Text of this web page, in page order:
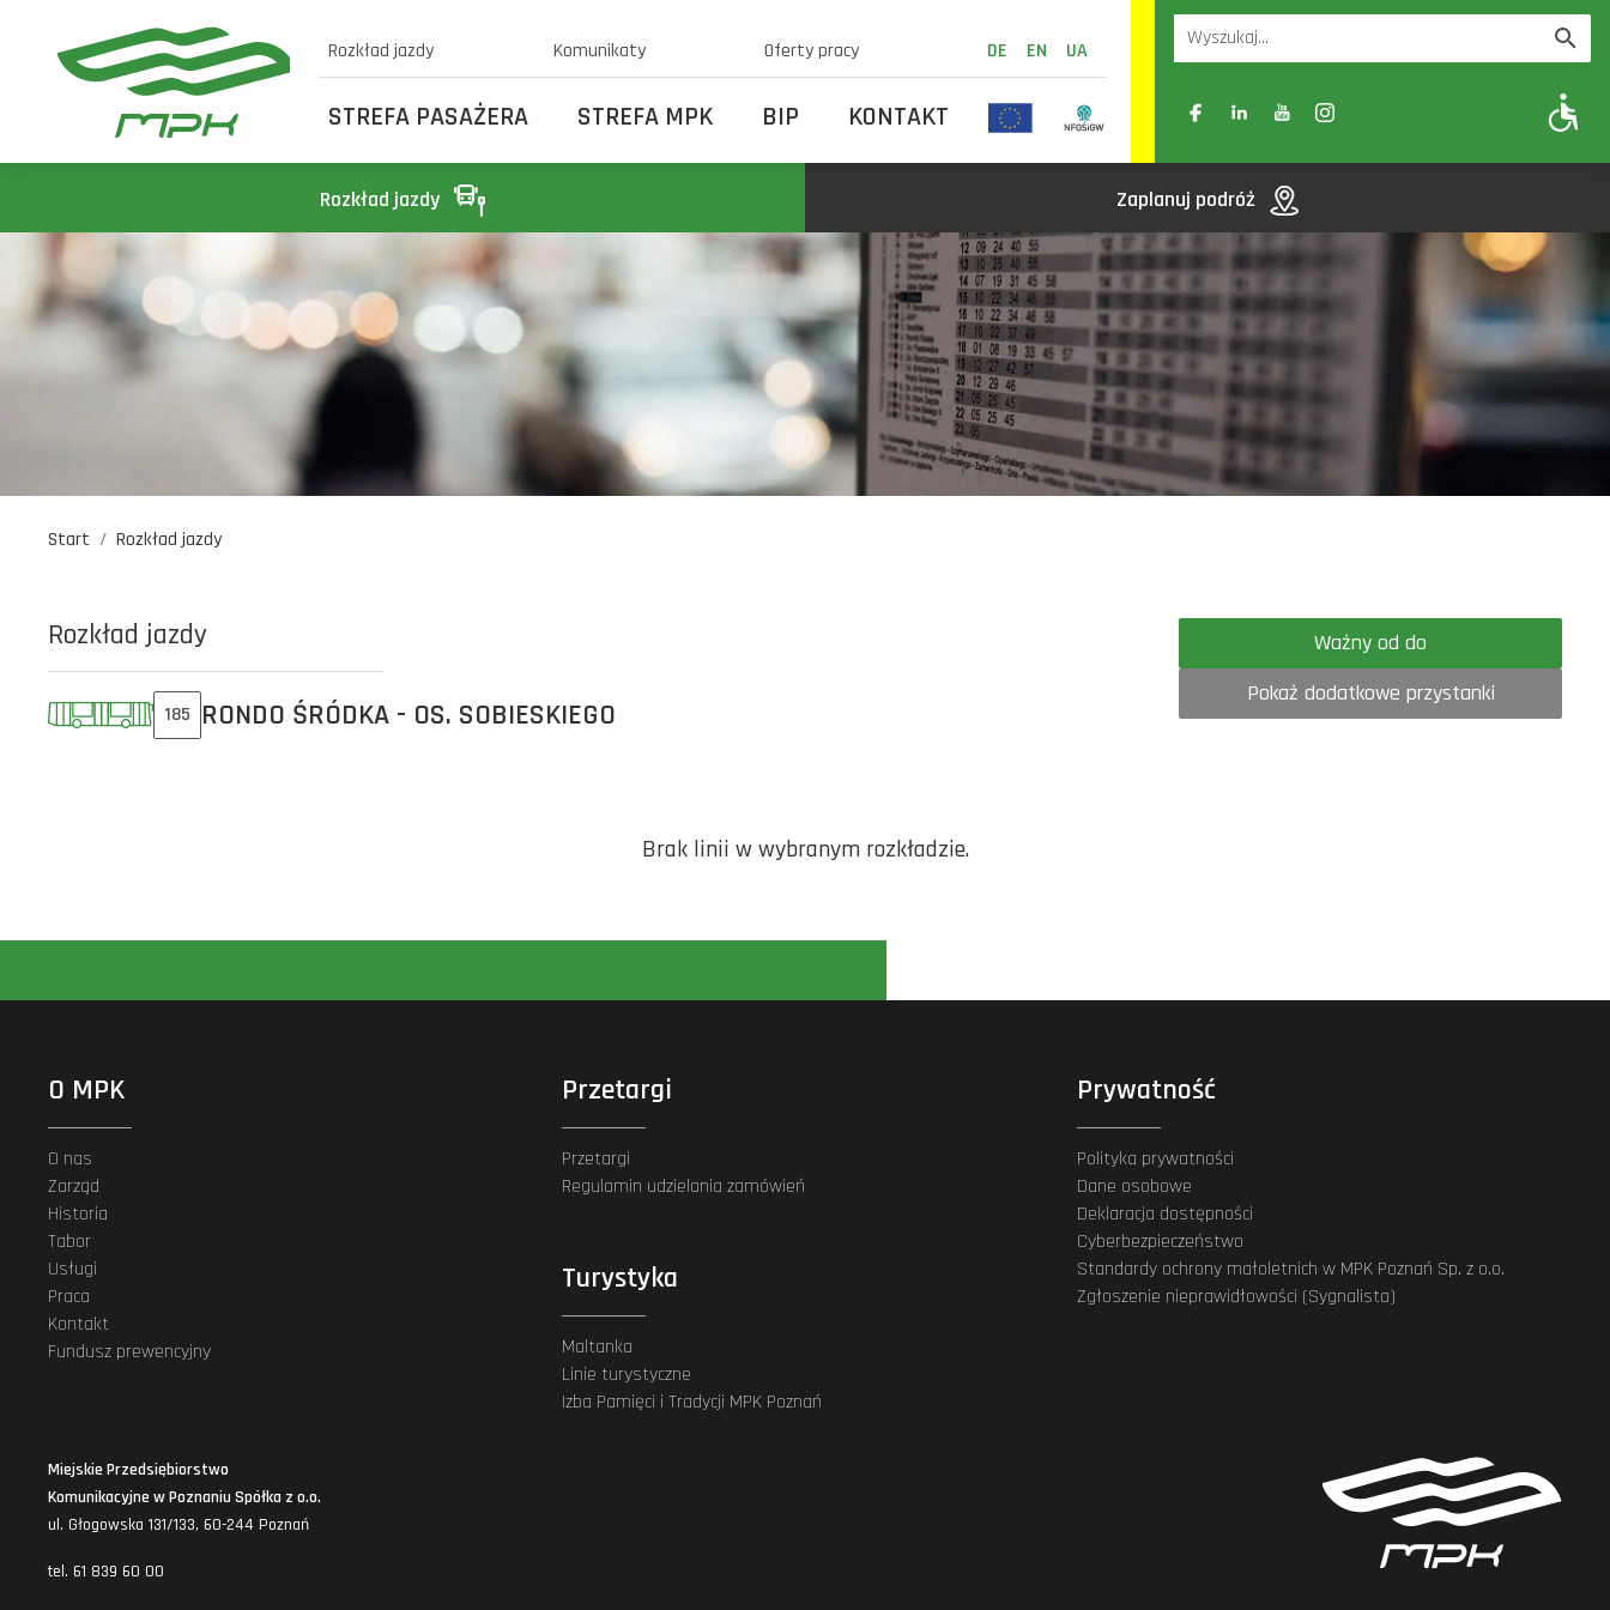
Rozkład jazdy Komunikaty Oferty pracy DE EN UA
STREFA PASAŻERA STREFA MPK BIP KONTAKT A- A A+
Rozkład jazdy Zaplanuj podróż
Start Rozkład jazdy
Rozkład jazdy
185 RONDO ŚRÓDKA - OS. SOBIESKIEGO
Ważny od do
Pokaż dodatkowe przystanki
Brak linii w wybranym rozkładzie.
O MPK
O nas
Zarząd
Historia
Tabor
Usługi
Praca
Kontakt
Fundusz prewencyjny
Przetargi
Przetargi
Regulamin udzielania zamówień
Turystyka
Maltanka
Linie turystyczne
Izba Pamięci i Tradycji MPK Poznań
Prywatność
Polityka prywatności
Dane osobowe
Deklaracja dostępności
Cyberbezpieczeństwo
Standardy ochrony małoletnich w MPK Poznań Sp. z o.o.
Zgłoszenie nieprawidłowości (Sygnalista)
Miejskie Przedsiębiorstwo
Komunikacyjne w Poznaniu Spółka z o.o.
ul. Głogowska 131/133, 60-244 Poznań
tel. 61 839 60 00